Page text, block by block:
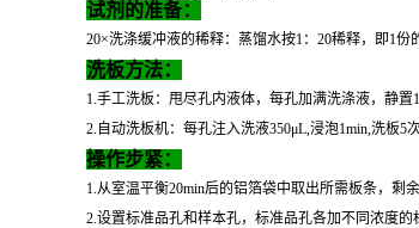
试剂的准备：
20×洗涤缓冲液的稀释：蒸馏水按1：20稀释，即1份
洗板方法：
1.手工洗板：甩尽孔内液体，每孔加满洗涤液，静
2.自动洗板机：每孔注入洗液350μL,浸泡1min,洗板5次
操作步紧：
1.从室温平衡20min后的铝箔袋中取出所需板条，剩
2.设置标准品孔和样本孔，标准品孔各加不同浓度的